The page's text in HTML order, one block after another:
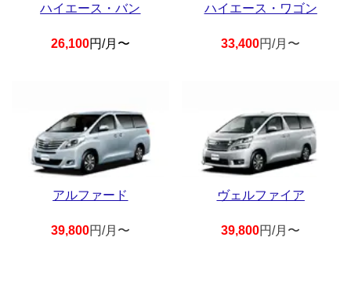
ハイエース・バン
26,100円/月〜
ハイエース・ワゴン
33,400円/月〜
アルファード
39,800円/月〜
ヴェルファイア
39,800円/月〜